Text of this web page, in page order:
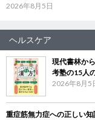
2026年8月5日
ヘルスケア
現代書林か
考塾の15人
2026年8月5
重症筋無力症への正しい